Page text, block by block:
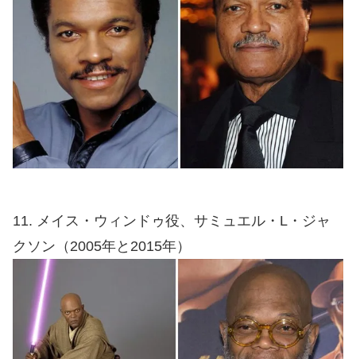
11. メイス・ウィンドゥ役、サミュエル・L・ジャ
クソン（2005年と2015年）